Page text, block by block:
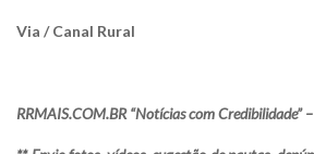
Via / Canal Rural
RRMAIS.COM.BR “Notícias com Credibilidade”